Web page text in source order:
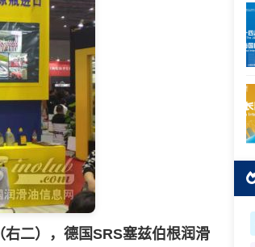
二），德国SRS塞兹伯根润滑